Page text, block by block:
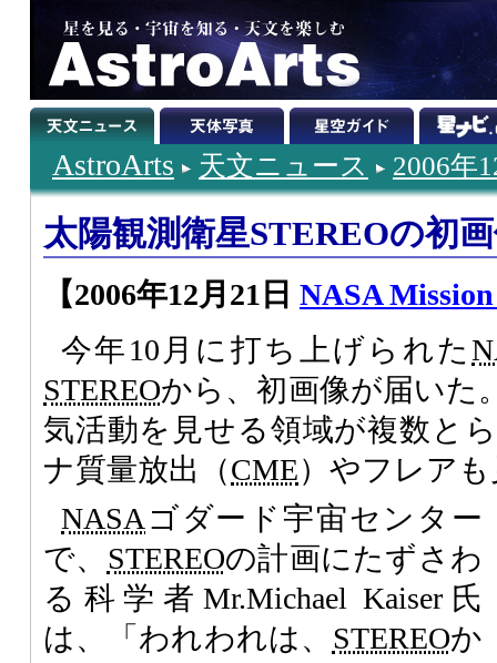
AstroArts 天文ニュース 2006年
太陽観測衛星STEREOの初
【2006年12月21日 NASA Mission
今年10月に打ち上げられた
STEREOから、初画像が届いた
気活動を見せる領域が複数と
ナ質量放出（CME）やフレア
NASA ゴダード宇宙センター
で、 STEREOの計画にたずさわ
る科学者Mr.Michael Kaiser氏
は、「われわれは、 STEREOか